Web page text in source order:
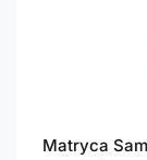
Matryca